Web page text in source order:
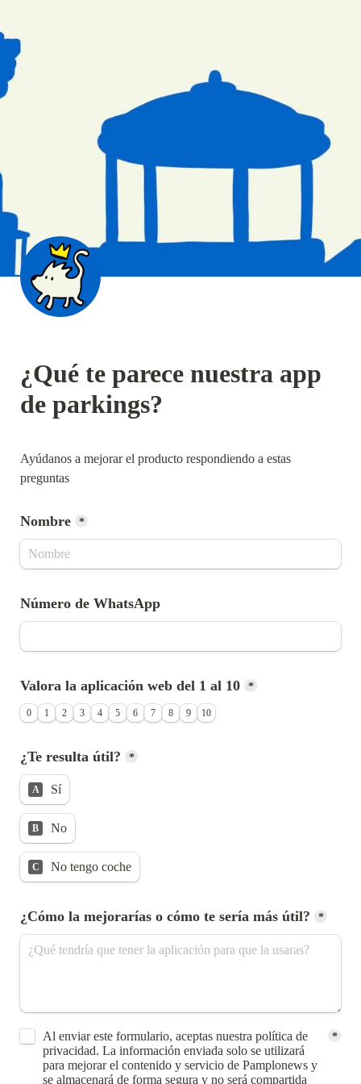
¿Qué te parece nuestra app
de parkings?
Ayúdanos a mejorar el producto respondiendo a estas
preguntas
Nombre *
Número de WhatsApp
Valora la aplicación web del 1 al 10 *
0 1 2 3 4 5 6 7 8 9 10
¿Te resulta útil? *
A Sí
B No
C No tengo coche
¿Cómo la mejorarías o cómo te sería más útil? *
Untitled checkboxes field
Al enviar este formulario, aceptas nuestra política de
privacidad. La información enviada solo se utilizará
para mejorar el contenido y servicio de Pamplonews y
se almacenará de forma segura y no será compartida
*